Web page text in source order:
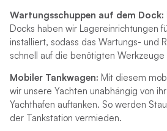
Wartungsschuppen auf dem Dock:
Docks haben wir Lagereinrichtungen
installiert, sodass das Wartungs- und
schnell auf die benötigten Werkzeuge
Mobiler Tankwagen: Mit diesem
wir unsere Yachten unabhängig von
Yachthafen auftanken. So werden
der Tankstation vermieden.